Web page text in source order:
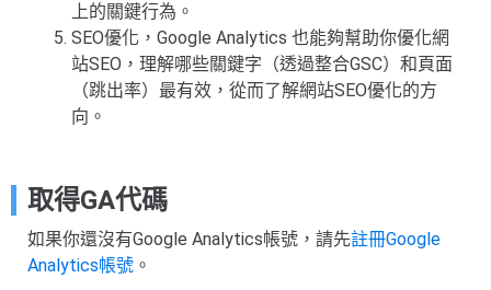
上的關鍵行為。
SEO優化，Google Analytics 也能夠幫助你優化網
站SEO，理解哪些關鍵字（透過整合GSC）和頁面
（跳出率）最有效，從而了解網站SEO優化的方
向。
取得GA代碼
如果你還沒有Google Analytics帳號，請先註冊Google
Analytics帳號 。